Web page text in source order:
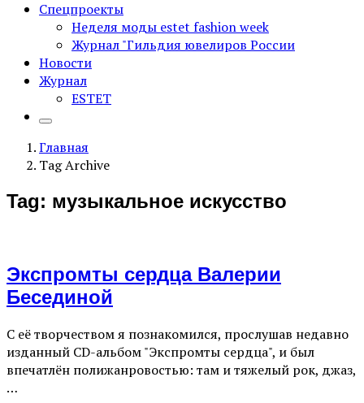
Спецпроекты
Неделя моды estet fashion week
Журнал "Гильдия ювелиров России
Новости
Журнал
ESTET
Главная
Tag Archive
Tag: музыкальное искусство
Экспромты сердца Валерии
Бесединой
С её творчеством я познакомился, прослушав недавно
изданный CD-альбом "Экспромты сердца", и был
впечатлён полижанровостью: там и тяжелый рок, джаз,
…